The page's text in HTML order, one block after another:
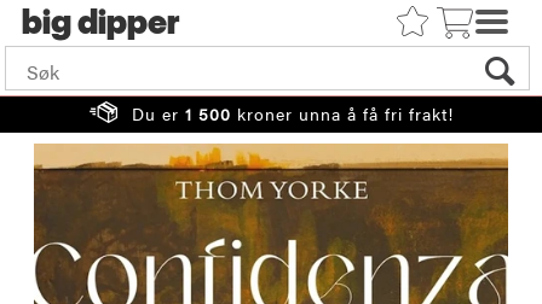
big
Du er 1 500 kroner unna å få fri frakt!